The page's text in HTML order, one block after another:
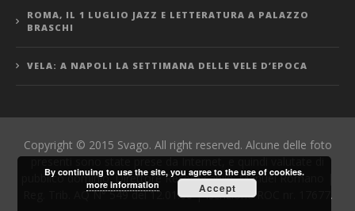
ROMA, IL 1 LUGLIO JAZZ E LETTERATURA A PALAZZO
BRASCHI
VELA: A NAPOLI LA SETTIMANA DELLE VELE D’EPOCA
Copyright © 2015 Svago. All right reserved. Alcune delle foto
presenti sono state prese da Internet, e quindi valutate di
pubblico dominio. Direttore Responsabile: Manuel Romano |
Reg. Trib. AQ N° 549 del 12.01.06 | Iscrizione ROC nr. 17677.
By continuing to use the site, you agree to the use of cookies.
more information
Accept